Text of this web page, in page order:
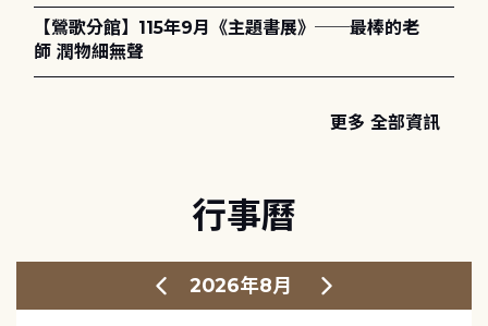
【鶯歌分館】115年9月《主題書展》──最棒的老
師 潤物細無聲
更多 全部資訊
行事曆
2026年8月